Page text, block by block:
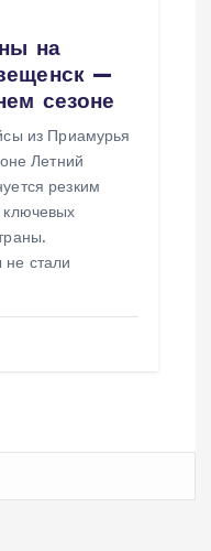
на
—
сезоне
из Приамурья
Летний
резким
ключевых
стали